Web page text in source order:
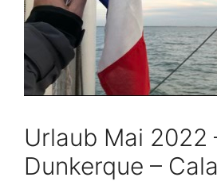
Urlaub Mai 2022
Dunkerque –